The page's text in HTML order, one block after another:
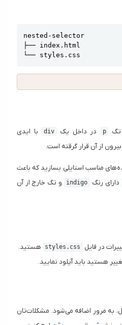
nested-selector
├── index.html
└── styles.css
تگ p در داخل یک div با ایدی
از آن قرار گرقته است.
مناسب استایلی بسازید که باعث
دارای رنگ indigo
و تگ خارج از آن
در فایل styles.css
هستید.
هستید باید آپلود نمایید.
به مرور اضافه می‌شود. مشکلات‌تان